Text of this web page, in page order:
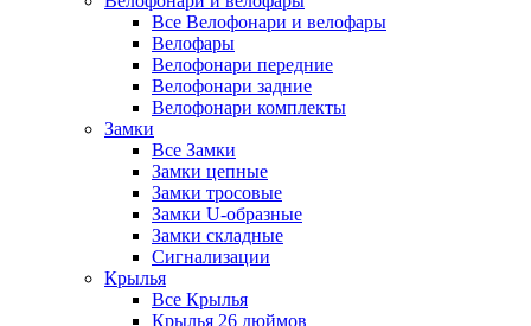
Все Велофонари и велофары
Велофары
Велофонари передние
Велофонари задние
Велофонари комплекты
Замки
Все Замки
Замки цепные
Замки тросовые
Замки U-образные
Замки складные
Сигнализации
Крылья
Все Крылья
Крылья 26 дюймов